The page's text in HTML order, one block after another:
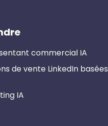
commercial IA
de vente LinkedIn basées
IA